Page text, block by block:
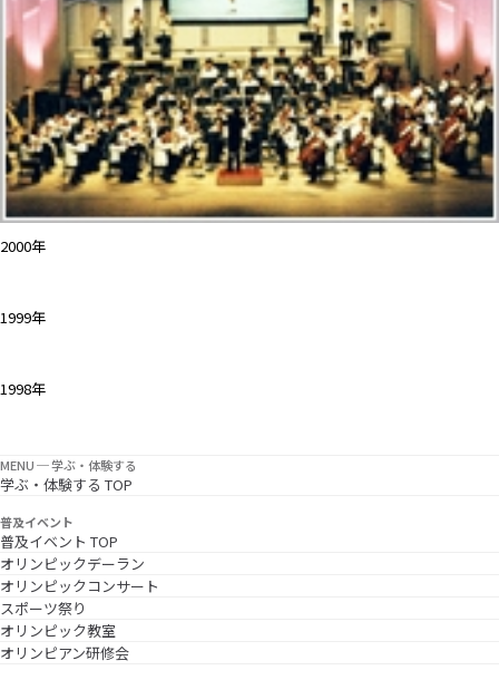
MENU ─ 学ぶ・体験する
学ぶ・体験する TOP
普及イベント
普及イベント TOP
オリンピックデーラン
オリンピックコンサート
スポーツ祭り
オリンピック教室
オリンピアン研修会
2000年
1999年
1998年